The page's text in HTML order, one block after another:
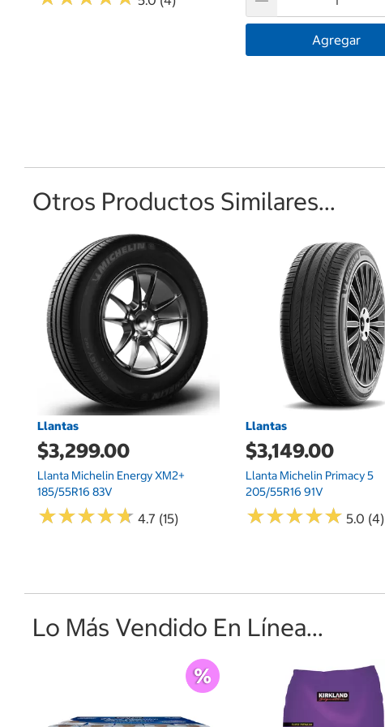
Agregar
Otros Productos Similares...
Llantas
$3,299.00
Llanta Michelin Energy XM2+
185/55R16 83V
★★★★★
★★★★★ 4.7 (15)
Llantas
$3,149.00
Llanta Michelin Primacy 5
205/55R16 91V
★★★★★
★★★★★ 5.0 (4)
Lo Más Vendido En Línea...